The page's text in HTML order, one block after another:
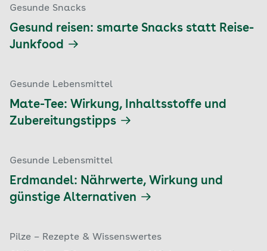
Gesunde Snacks
Gesund reisen: smarte Snacks statt Reise-
Junkfood
Gesunde Lebensmittel
Mate-Tee: Wirkung, Inhaltsstoffe und
Zubereitungstipps
Gesunde Lebensmittel
Erdmandel: Nährwerte, Wirkung und
günstige Alternativen
Pilze – Rezepte & Wissenswertes